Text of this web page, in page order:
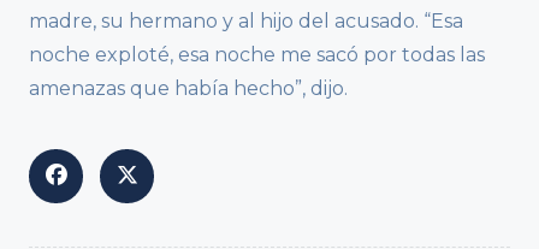
madre, su hermano y al hijo del acusado. “Esa
noche exploté, esa noche me sacó por todas las
amenazas que había hecho”, dijo.